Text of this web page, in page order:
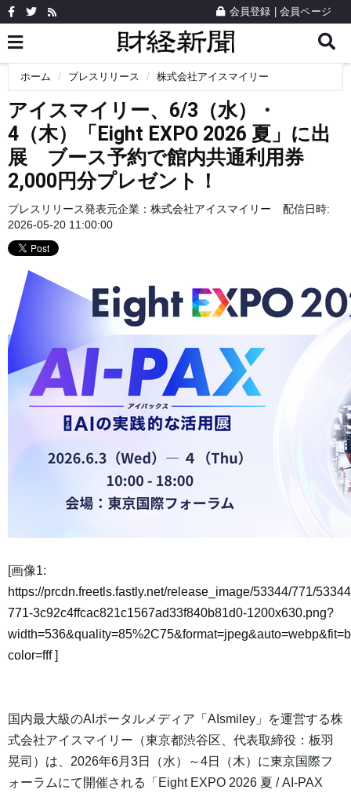
会員登録 会員ページ
ホーム プレスリリース 株式会社アイスマイリー
アイスマイリー、6/3（水）・
4（木）「Eight EXPO 2026 夏」に出
展 ブース予約で館内共通利用券
2,000円分プレゼント！
プレスリリース発表元企業： 株式会社アイスマイリー
配信日時:
2026-05-20 11:00:00
[画像1:
https://prcdn.freetls.fastly.net/release_image/53344/771/
771-3c92c4ffcac821c1567ad33f840b81d0-1200x630.png?
color=fff]
国内最大級のAIポータルメディア「AIsmiley」を運営する株
式会社アイスマイリー（東京都渋谷区、代表取締役：板羽
晃司）は、2026年6月3日（水）～4日（木）に東京国際フ
ォーラムにて開催される「Eight EXPO 2026 夏 / AI-PAX